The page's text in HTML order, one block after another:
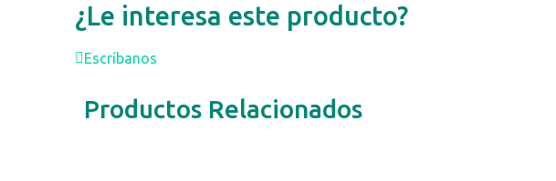
¿Le interesa este producto?
Escríbanos
Productos Relacionados